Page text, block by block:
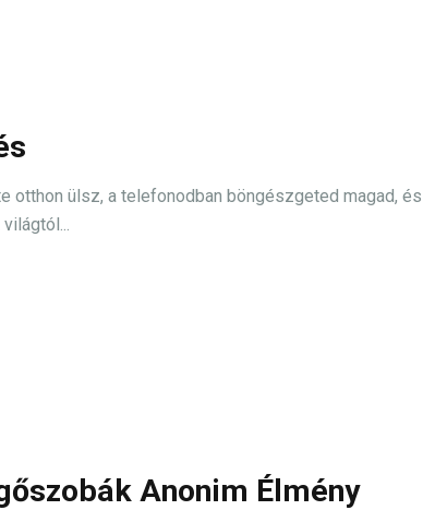
otthon ülsz, a telefonodban böngészgeted magad, és
Anonim Élmény